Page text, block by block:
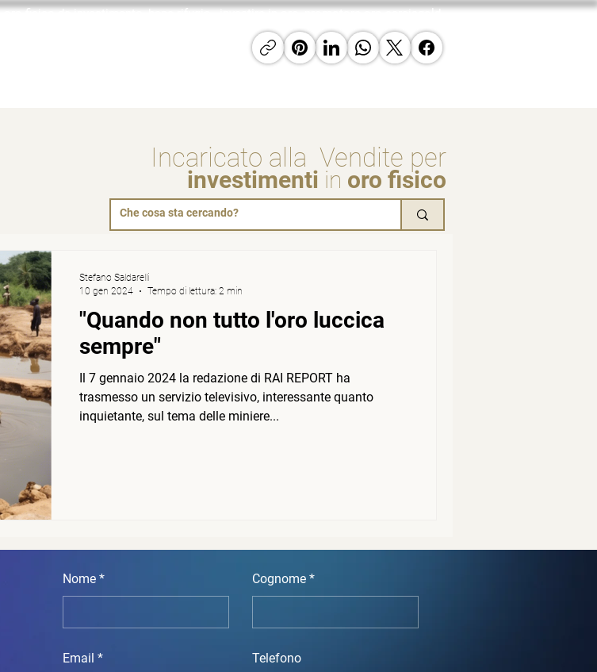
oro fisico da investimento, bene rifugio, investire in oro, promotore oro careisgold
Incaricato alla Vendite per
investimenti in oro fisico
"Quando non tutto l'oro luccica
sempre"
Il 7 gennaio 2024 la redazione di RAI REPORT ha
trasmesso un servizio televisivo, interessante quanto
inquietante, sul tema delle miniere...
Stefano Saldarelli
10 gen 2024
Tempo di lettura: 2 min
Nome Cognome
Email Telefono